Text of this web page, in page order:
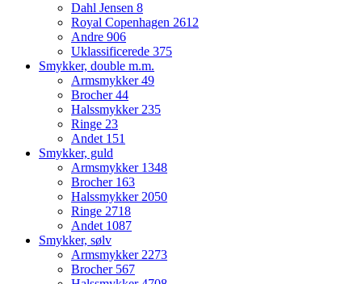
Dahl Jensen 8
Royal Copenhagen 2612
Andre 906
Uklassificerede 375
Smykker, double m.m.
Armsmykker49
Brocher44
Halssmykker235
Ringe 23
Andet 151
Smykker, guld
Armsmykker 1348
Brocher 163
Halssmykker2050
Ringe 2718
Andet 1087
Smykker, sølv
Armsmykker2273
Brocher 567